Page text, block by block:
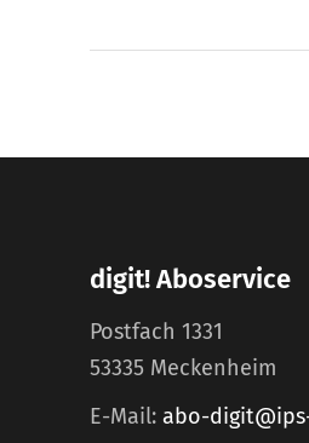
digit! Aboservice
Postfach 1331
53335 Meckenheim
E-Mail: abo-